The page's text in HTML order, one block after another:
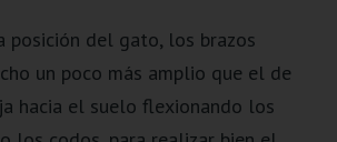
posición del gato, los brazos
un poco más amplio que el de
hacia el suelo flexionando los